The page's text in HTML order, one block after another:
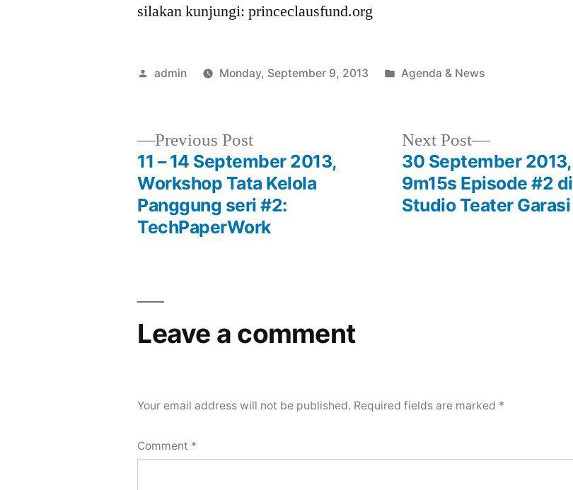
silakan kunjungi: princeclausfund.org
Posted
admin Monday, September 9, 2013
Posted
Agenda & News
navigation
Previous PostPrevious
post:
11 – 14 September 2013,
Workshop Tata Kelola
Panggung seri #2:
TechPaperWork
Next Post
Next
post:
30 September 2013,
9m15s Episode #2 di
Studio Teater Garasi
Leave a comment
Your email address will not be published. Required fields are marked *
Comment *